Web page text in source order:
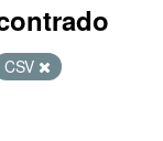
CSV